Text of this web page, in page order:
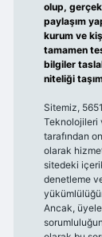
olup,
paylaşım
kurum ve
tamamen
bilgiler
niteliği
Sitemiz,
Teknolojileri
tarafından
olarak
sitedeki
denetleme
Ancak,